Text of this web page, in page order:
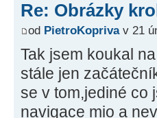
Re: Obrázky
od PietroKoprivav 21
Tak jsem koukal
stále jen
se v tom,jediné co
navigace mio a